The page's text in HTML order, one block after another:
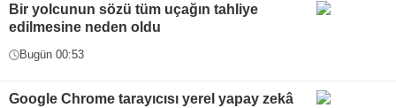
Bir yolcunun sözü tüm uçağın tahliye
edilmesine neden oldu
Bugün 00:53
Google Chrome tarayıcısı yerel yapay zekâ